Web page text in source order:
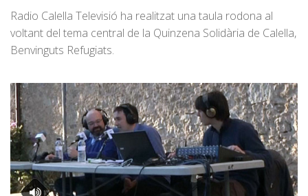
Radio Calella Televisió ha realitzat una taula rodona al
voltant del tema central de la Quinzena Solidària de Calella,
Benvinguts Refugiats.